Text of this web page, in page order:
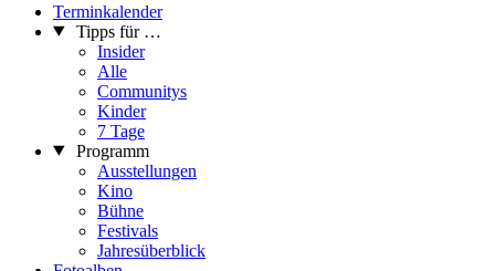
Terminkalender
Tipps für …
Insider
Alle
Communitys
Kinder
7 Tage
Programm
Ausstellungen
Kino
Bühne
Festivals
Jahresüberblick